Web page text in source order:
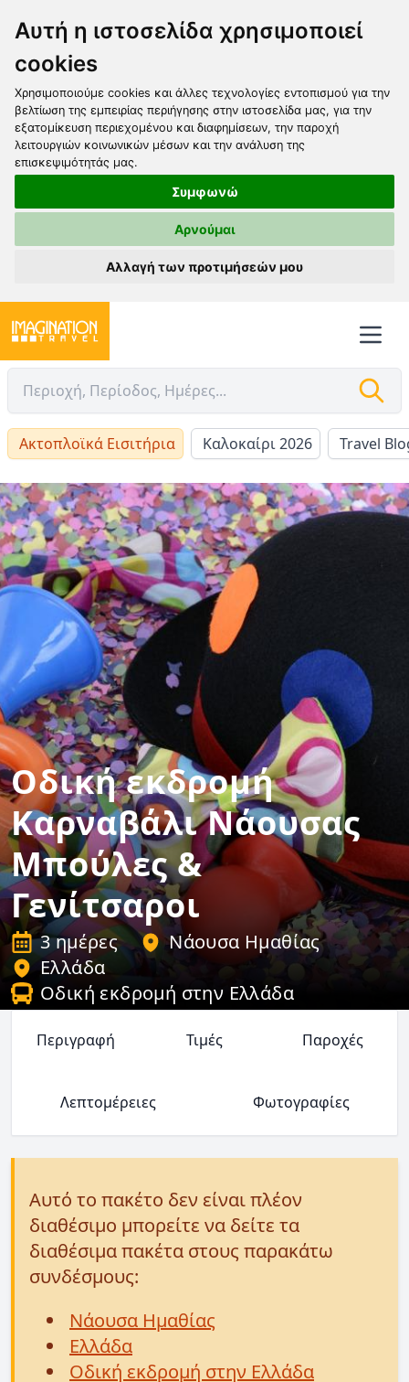
Αυτή η ιστοσελίδα χρησιμοποιεί
cookies
Χρησιμοποιούμε cookies και άλλες τεχνολογίες εντοπισμού για την
βελτίωση της εμπειρίας περιήγησης στην ιστοσελίδα μας, για την
εξατομίκευση περιεχομένου και διαφημίσεων, την παροχή
λειτουργιών κοινωνικών μέσων και την ανάλυση της
επισκεψιμότητάς μας.
Συμφωνώ
Αρνούμαι
Αλλαγή των προτιμήσεών μου
Ακτοπλοϊκά Εισιτήρια Καλοκαίρι 2026 Travel
Οδική εκδρομή
Καρναβάλι Νάουσας
Μπούλες &
Γενίτσαροι
3 ημέρες
Νάουσα Ημαθίας
Ελλάδα
Οδική εκδρομή στην Ελλάδα
Περιγραφή Τιμές Παροχές
Λεπτομέρειες Φωτογραφίες
Αυτό το πακέτο δεν είναι πλέον
διαθέσιμο μπορείτε να δείτε τα
διαθέσιμα πακέτα στους παρακάτω
συνδέσμους:
Νάουσα Ημαθίας
Ελλάδα
Οδική εκδρομή στην Ελλάδα